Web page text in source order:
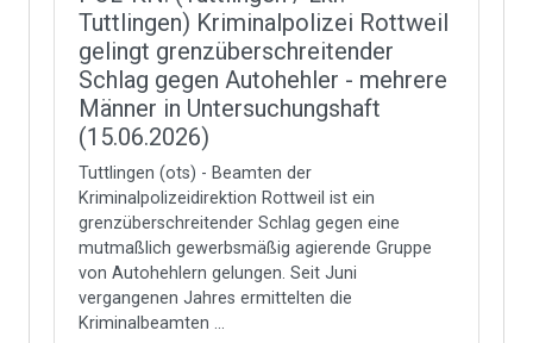
Tuttlingen) Kriminalpolizei Rottweil
gelingt grenzüberschreitender
Schlag gegen Autohehler - mehrere
Männer in Untersuchungshaft
(15.06.2026)
Tuttlingen (ots) - Beamten der
Kriminalpolizeidirektion Rottweil ist ein
grenzüberschreitender Schlag gegen eine
mutmaßlich gewerbsmäßig agierende Gruppe
von Autohehlern gelungen. Seit Juni
vergangenen Jahres ermittelten die
Kriminalbeamten ...